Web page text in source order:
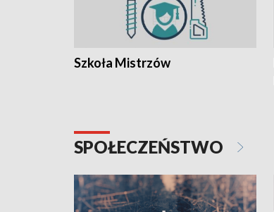
Szkoła Mistrzów
SPOŁECZEŃSTWO